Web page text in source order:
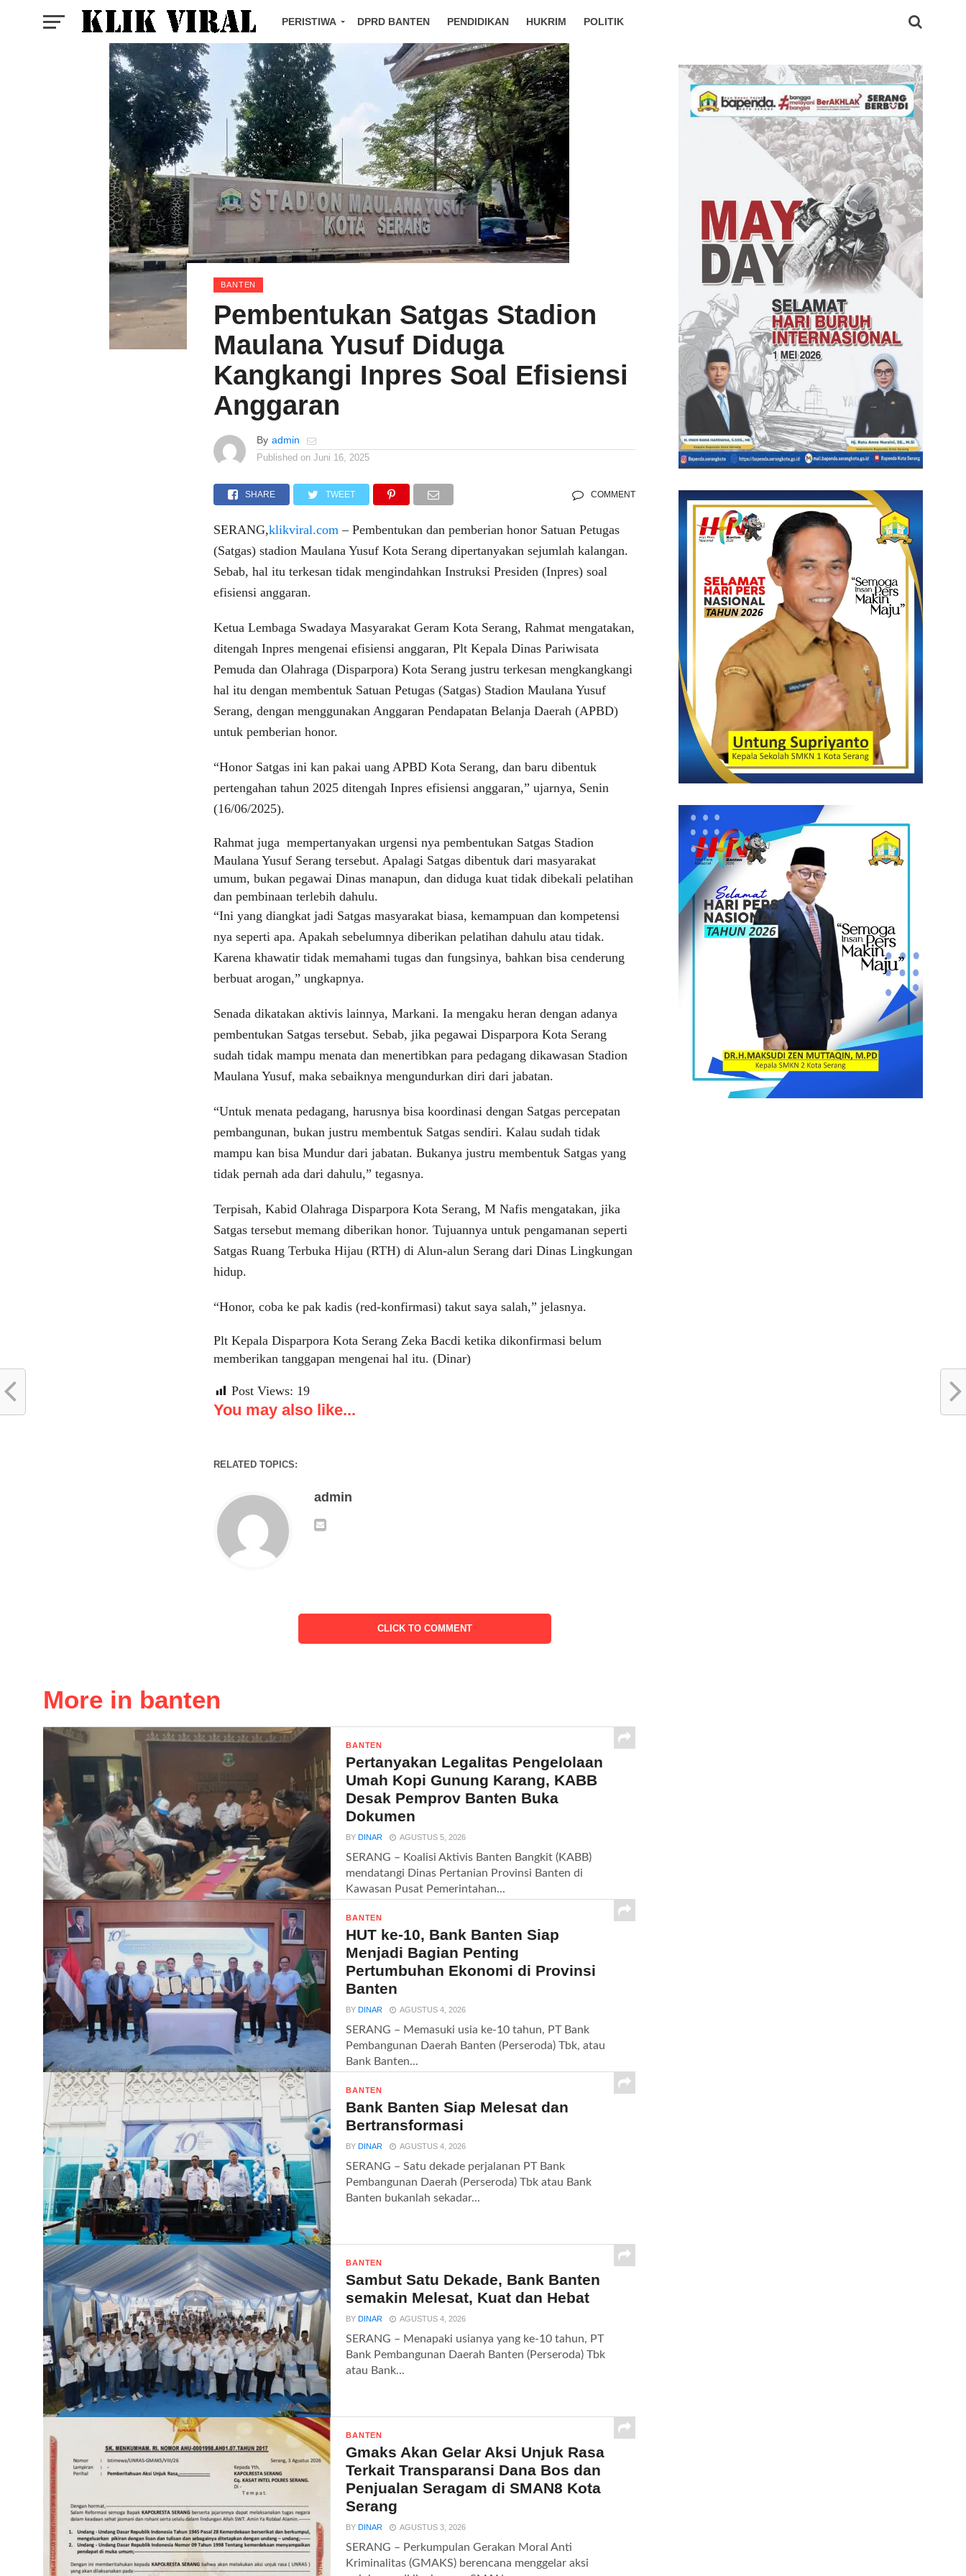
PERISTIWA DPRD BANTEN PENDIDIKAN HUKRIM POLITIK
BANTEN
Pembentukan Satgas Stadion
Maulana Yusuf Diduga
Kangkangi Inpres Soal Efisiensi
Anggaran
By admin
Published on Juni 16, 2025
SHARE TWEET COMMENT
SERANG,klikviral.com – Pembentukan dan pemberian honor Satuan Petugas
(Satgas) stadion Maulana Yusuf Kota Serang dipertanyakan sejumlah kalangan.
Sebab, hal itu terkesan tidak mengindahkan Instruksi Presiden (Inpres) soal
efisiensi anggaran.
Ketua Lembaga Swadaya Masyarakat Geram Kota Serang, Rahmat mengatakan,
ditengah Inpres mengenai efisiensi anggaran, Plt Kepala Dinas Pariwisata
Pemuda dan Olahraga (Disparpora) Kota Serang justru terkesan mengkangkangi
hal itu dengan membentuk Satuan Petugas (Satgas) Stadion Maulana Yusuf
Serang, dengan menggunakan Anggaran Pendapatan Belanja Daerah (APBD)
untuk pemberian honor.
“Honor Satgas ini kan pakai uang APBD Kota Serang, dan baru dibentuk
pertengahan tahun 2025 ditengah Inpres efisiensi anggaran,” ujarnya, Senin
(16/06/2025).
Rahmat juga mempertanyakan urgensi nya pembentukan Satgas Stadion
Maulana Yusuf Serang tersebut. Apalagi Satgas dibentuk dari masyarakat
umum, bukan pegawai Dinas manapun, dan diduga kuat tidak dibekali pelatihan
dan pembinaan terlebih dahulu.
“Ini yang diangkat jadi Satgas masyarakat biasa, kemampuan dan kompetensi
nya seperti apa. Apakah sebelumnya diberikan pelatihan dahulu atau tidak.
Karena khawatir tidak memahami tugas dan fungsinya, bahkan bisa cenderung
berbuat arogan,” ungkapnya.
Senada dikatakan aktivis lainnya, Markani. Ia mengaku heran dengan adanya
pembentukan Satgas tersebut. Sebab, jika pegawai Disparpora Kota Serang
sudah tidak mampu menata dan menertibkan para pedagang dikawasan Stadion
Maulana Yusuf, maka sebaiknya mengundurkan diri dari jabatan.
“Untuk menata pedagang, harusnya bisa koordinasi dengan Satgas percepatan
pembangunan, bukan justru membentuk Satgas sendiri. Kalau sudah tidak
mampu kan bisa Mundur dari jabatan. Bukanya justru membentuk Satgas yang
tidak pernah ada dari dahulu,” tegasnya.
Terpisah, Kabid Olahraga Disparpora Kota Serang, M Nafis mengatakan, jika
Satgas tersebut memang diberikan honor. Tujuannya untuk pengamanan seperti
Satgas Ruang Terbuka Hijau (RTH) di Alun-alun Serang dari Dinas Lingkungan
hidup.
“Honor, coba ke pak kadis (red-konfirmasi) takut saya salah,” jelasnya.
Plt Kepala Disparpora Kota Serang Zeka Bacdi ketika dikonfirmasi belum
memberikan tanggapan mengenai hal itu. (Dinar)
Post Views: 19
You may also like...
RELATED TOPICS:
admin
CLICK TO COMMENT
More in banten
BANTEN
Pertanyakan Legalitas Pengelolaan
Umah Kopi Gunung Karang, KABB
Desak Pemprov Banten Buka
Dokumen
BYDINAR AGUSTUS 5, 2026
SERANG – Koalisi Aktivis Banten Bangkit (KABB)
mendatangi Dinas Pertanian Provinsi Banten di
Kawasan Pusat Pemerintahan...
BANTEN
HUT ke-10, Bank Banten Siap
Menjadi Bagian Penting
Pertumbuhan Ekonomi di Provinsi
Banten
BYDINAR AGUSTUS 4, 2026
SERANG – Memasuki usia ke-10 tahun, PT Bank
Pembangunan Daerah Banten (Perseroda) Tbk, atau
Bank Banten...
BANTEN
Bank Banten Siap Melesat dan
Bertransformasi
BYDINAR AGUSTUS 4, 2026
SERANG – Satu dekade perjalanan PT Bank
Pembangunan Daerah (Perseroda) Tbk atau Bank
Banten bukanlah sekadar...
BANTEN
Sambut Satu Dekade, Bank Banten
semakin Melesat, Kuat dan Hebat
BYDINAR AGUSTUS 4, 2026
SERANG – Menapaki usianya yang ke-10 tahun, PT
Bank Pembangunan Daerah Banten (Perseroda) Tbk
atau Bank...
BANTEN
Gmaks Akan Gelar Aksi Unjuk Rasa
Terkait Transparansi Dana Bos dan
Penjualan Seragam di SMAN8 Kota
Serang
BYDINAR AGUSTUS 3, 2026
SERANG – Perkumpulan Gerakan Moral Anti
Kriminalitas (GMAKS) berencana menggelar aksi